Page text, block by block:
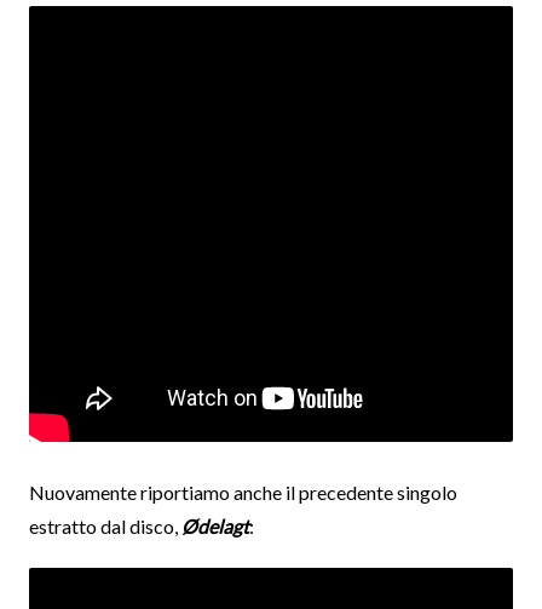
Nuovamente riportiamo anche il precedente singolo
estratto dal disco, Ødelagt: